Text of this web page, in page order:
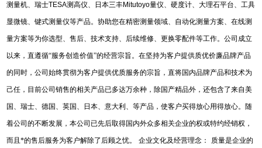
测量机、瑞士TESA测高仪、日本三丰Mitutoyo量仪、硬度计、大理石平台、工具
显微镜、键式测量仪等产品。协助您在精密测量领域、自动化测量方案、在线测
量方案等为你选型、售后、技术支持、后续维修、更换零配件等工作。公司成立
以来，直遵循“服务创造价值”的经营宗旨。在坚持为客户提供质优价廉品牌产品
的同时，公司始终贯彻为客户提供优质服务的宗旨，直将国内品牌产品和技术为
己任，目前公司销售的相关产品已多达万余种，除国产精品外，还包含了来自美
国、瑞士、德国、英国、日本、意大利、等产品，使客户买得放心用得放心。随
着公司的不断发展，本公司已先后取得国内外众多相关企业的权或特约经销权，
而且*的售后服务为客户解除了后顾之忧。 企业文化及经营理念： 质量是企业的